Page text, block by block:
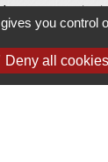
pour
open_in_new
du stationnement
you control
Deny all cookies